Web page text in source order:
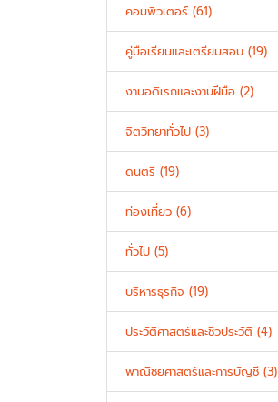
คอมพิวเตอร์ (61)
คู่มือเรียนและเตรียมสอบ (19)
งานอดิเรกและงานฝีมือ (2)
จิตวิทยาทั่วไป (3)
ดนตรี (19)
ท่องเที่ยว (6)
ทั่วไป (5)
บริหารธุรกิจ (19)
ประวัติศาสตร์และชีวประวัติ (4)
พาณิชยศาสตร์และการบัญชี (3)